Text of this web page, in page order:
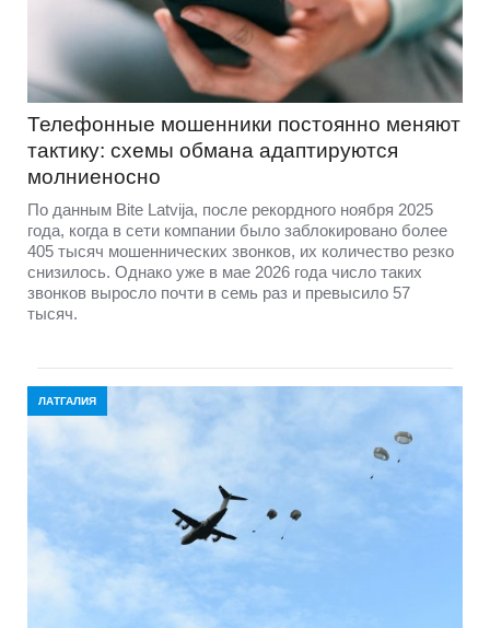
Телефонные мошенники постоянно меняют
тактику: схемы обмана адаптируются
молниеносно
По данным Bite Latvija, после рекордного ноября 2025
года, когда в сети компании было заблокировано более
405 тысяч мошеннических звонков, их количество резко
снизилось. Однако уже в мае 2026 года число таких
звонков выросло почти в семь раз и превысило 57
тысяч.
ЛАТГАЛИЯ